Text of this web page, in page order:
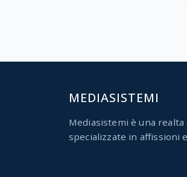
MEDIASISTEMI
Mediasistemi è una
specializzate in affissioni